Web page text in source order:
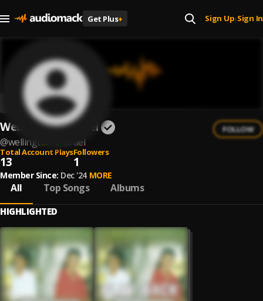
Get Plus+ Sign Up| Sign In
Wellington e Israel
@wellington-e-israel
FOLLOW
Total Account Plays
13
Followers
1
Member Since: Dec '24 MORE
All Top Songs Albums
HIGHLIGHTED